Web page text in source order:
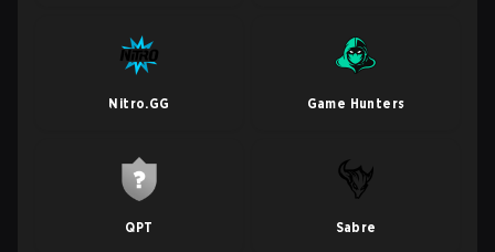
Nitro.GG Game Hunters
QPT Sabre